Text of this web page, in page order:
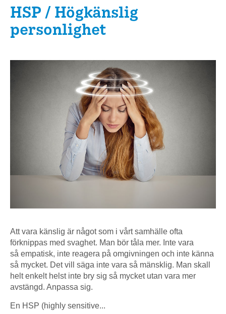
HSP / Högkänslig
personlighet
Att vara känslig är något som i vårt samhälle ofta
förknippas med svaghet. Man bör tåla mer. Inte vara
så empatisk, inte reagera på omgivningen och inte känna
så mycket. Det vill säga inte vara så mänsklig. Man skall
helt enkelt helst inte bry sig så mycket utan vara mer
avstängd. Anpassa sig.
En HSP (highly sensitive...